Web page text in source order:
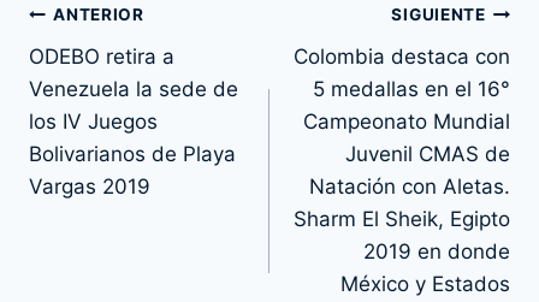
Navegación
de
entradas
ANTERIOR
ODEBO retira a
Venezuela la sede de
los IV Juegos
Bolivarianos de Playa
Vargas 2019
SIGUIENTE
Colombia destaca con
5 medallas en el 16°
Campeonato Mundial
Juvenil CMAS de
Natación con Aletas.
Sharm El Sheik, Egipto
2019 en donde
México y Estados